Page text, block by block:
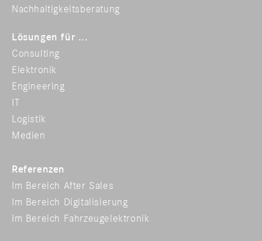
Nachhaltigkeitsberatung
Lösungen für ...
Consulting
Elektronik
Engineering
IT
Logistik
Medien
Referenzen
Im Bereich After Sales
Im Bereich Digitalisierung
Im Bereich Fahrzeugelektronik